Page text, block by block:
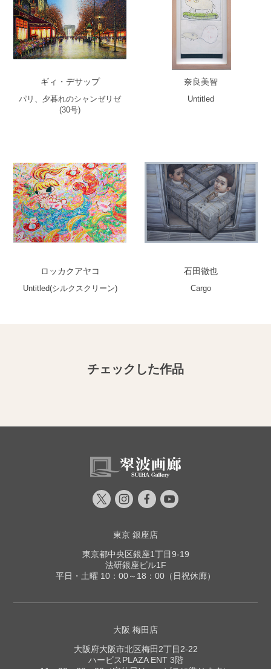
ギィ・デサップ
パリ、夕暮れのシャンゼリゼ
(30号)
奈良美智
Untitled
ロッカクアヤコ
Untitled(シルクスクリーン)
石田徹也
Cargo
チェックした作品
東京 銀座店
東京都中央区銀座1丁目9-19
法研銀座ビル1F
平日・土曜 10：00～18：00（日祝休廊）
大阪 梅田店
大阪府大阪市北区梅田2丁目2-22
ハービスPLAZA ENT 3階